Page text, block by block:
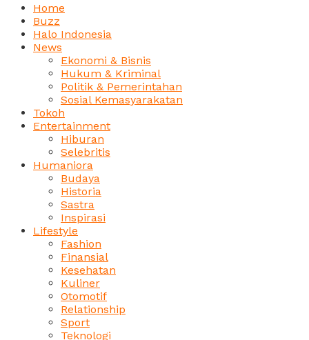
Home
Buzz
Halo Indonesia
News
Ekonomi & Bisnis
Hukum & Kriminal
Politik & Pemerintahan
Sosial Kemasyarakatan
Tokoh
Entertainment
Hiburan
Selebritis
Humaniora
Budaya
Historia
Sastra
Inspirasi
Lifestyle
Fashion
Finansial
Kesehatan
Kuliner
Otomotif
Relationship
Sport
Teknologi